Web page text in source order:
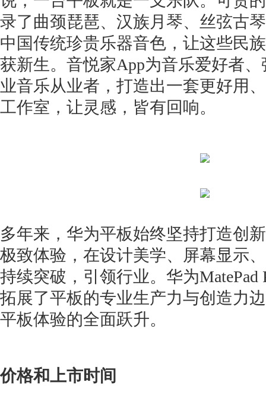
录了曲颈琵琶、汉族月琴、丝弦古
中国传统珍贵乐器音色，让这些民
获新生。音悦家App为音乐爱好者
业音乐从业者，打造出一套更好用
工作室，让灵感，皆有回响。
多年来，华为平板始终坚持打造创
极致体验，在设计美学、屏幕显示
持续突破，引领行业。华为MatePad
拓展了平板的专业生产力与创造力
平板体验的全面跃升。
价格和上市时间